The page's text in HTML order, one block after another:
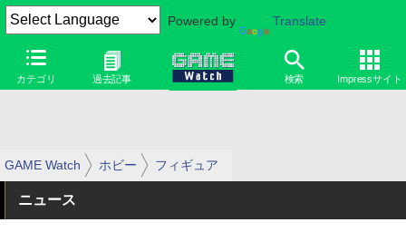
Powered by Translate
カテゴリ 過去記事 検索 Impressサイト
GAME Watch ホビー フィギュア
ニュース